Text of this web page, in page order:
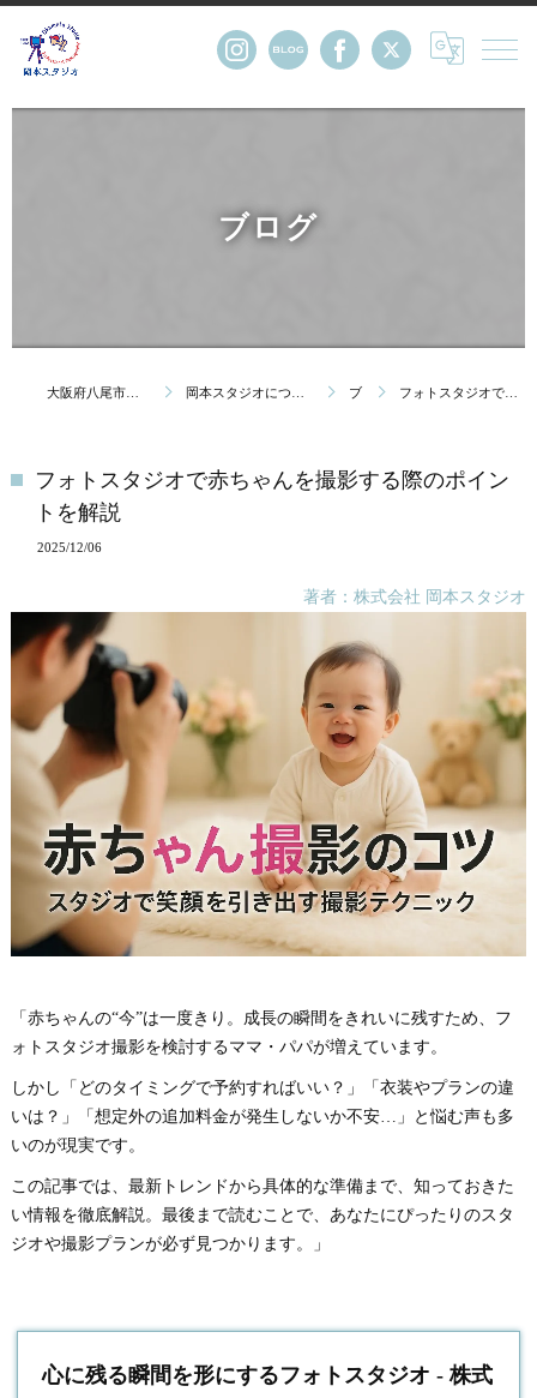
ブログ
大阪府八尾市の写真館・株式会社岡本スタジオ 岡本スタジオについて｜創業123年 大阪府八尾市の写真館 ブログ フォトスタジオで赤ちゃんを撮影する際のポイントを解説
フォトスタジオで赤ちゃんを撮影する際のポイン
トを解説
2025/12/06
著者：株式会社 岡本スタジオ
「赤ちゃんの“今”は一度きり。成長の瞬間をきれいに残すため、フ
ォトスタジオ撮影を検討するママ・パパが増えています。
しかし「どのタイミングで予約すればいい？」「衣装やプランの違
いは？」「想定外の追加料金が発生しないか不安…」と悩む声も多
いのが現実です。
この記事では、最新トレンドから具体的な準備まで、知っておきた
い情報を徹底解説。最後まで読むことで、あなたにぴったりのスタ
ジオや撮影プランが必ず見つかります。」
心に残る瞬間を形にするフォトスタジオ - 株式